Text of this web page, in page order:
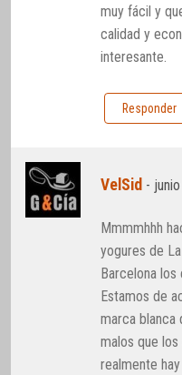
muy fácil y
calidad y
interesante.
Responder
VelSid -
Mmmmhhh
yogures de
Barcelona
Estamos de
marca blanca
malos que
realmente